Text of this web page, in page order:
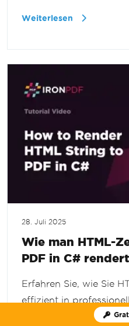
Weiterlesen
28. Juli 2025
Wie man HTML-
PDF in C# rendert
Erfahren Sie, wie Sie
effizient in
C# konvertieren.